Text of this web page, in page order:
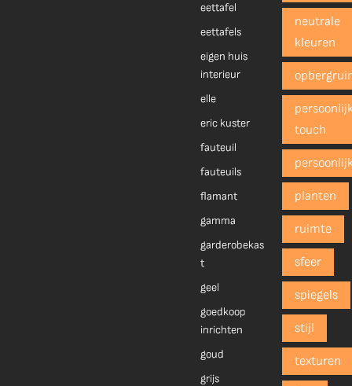
eettafel
eettafels
eigen huis
interieur
elle
eric kuster
fauteuil
fauteuils
flamant
gamma
garderobekas
t
geel
goedkoop
inrichten
goud
grijs
neutrale
kleuren
touch
planten
ruimte
sfeer
spiegels
stijl
texturen